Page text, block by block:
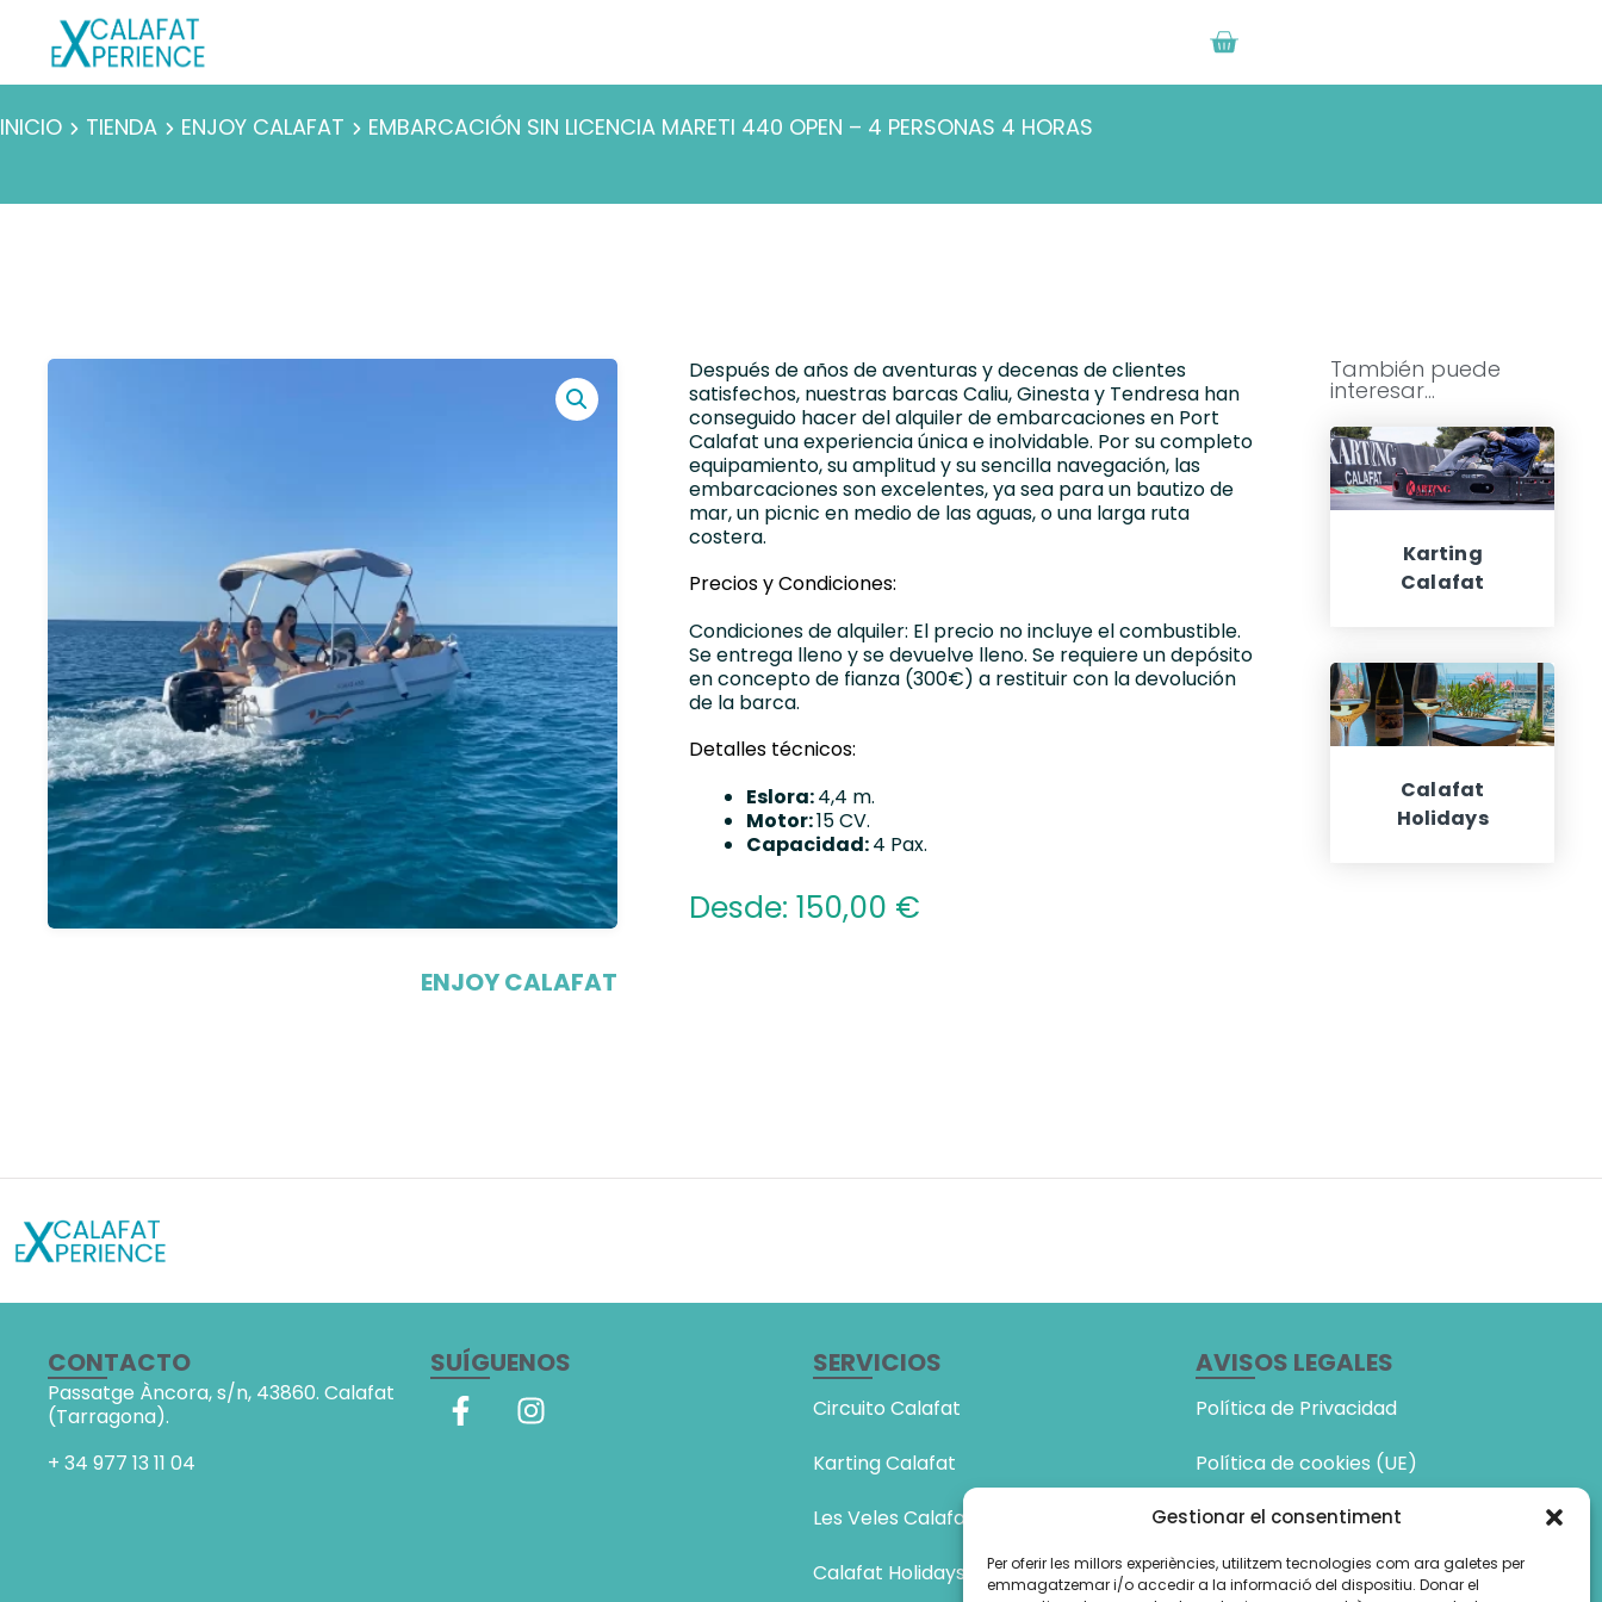
Gestionar el consentiment
Per oferir les millors experiències, utilitzem tecnologies com ara galetes per
emmagatzemar i/o accedir a la informació del dispositiu. Donar el
INICIO TIENDA ENJOY CALAFAT EMBARCACIÓN SIN LICENCIA MARETI 440 OPEN – 4 PERSONAS 4 HORAS
ENJOY CALAFAT
Después de años de aventuras y decenas de clientes
satisfechos, nuestras barcas Caliu, Ginesta y Tendresa han
conseguido hacer del alquiler de embarcaciones en Port
Calafat una experiencia única e inolvidable. Por su completo
equipamiento, su amplitud y su sencilla navegación, las
embarcaciones son excelentes, ya sea para un bautizo de
mar, un picnic en medio de las aguas, o una larga ruta
costera.
Precios y Condiciones:
Condiciones de alquiler: El precio no incluye el combustible.
Se entrega lleno y se devuelve lleno. Se requiere un depósito
en concepto de fianza (300€) a restituir con la devolución
de la barca.
Detalles técnicos:
Eslora:4,4 m.
Motor:15 CV.
Capacidad:4 Pax.
Desde:150,00 €
También puede
interesar...
Karting
Calafat
Calafat
Holidays
CONTACTO
Passatge Àncora, s/n, 43860. Calafat
(Tarragona).
+ 34 977 13 11 04
SUÍGUENOS SERVICIOS
Circuito Calafat
Karting Calafat
Les Veles Calafat
Calafat Holidays
AVISOS LEGALES
Política de Privacidad
Política de cookies (UE)
Amb el suport de: